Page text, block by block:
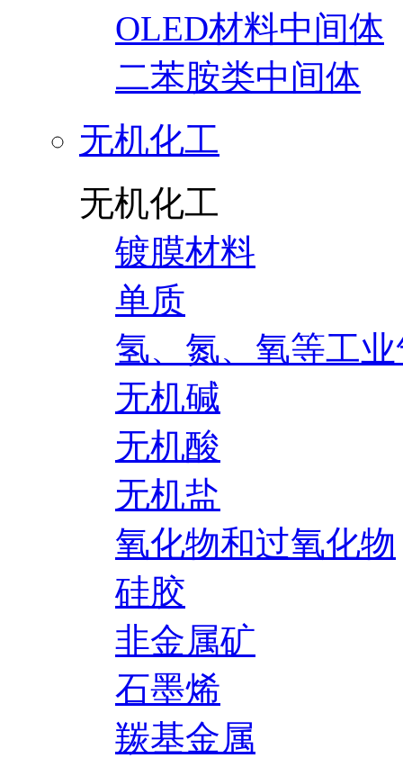
OLED材料中间体
二苯胺类中间体
无机化工
无机化工
镀膜材料
单质
氢、氮、氧等工
无机碱
无机酸
无机盐
氧化物和过氧化物
硅胶
非金属矿
石墨烯
羰基金属